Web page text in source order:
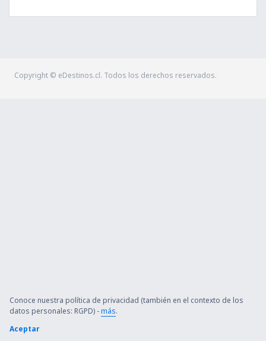
Copyright © eDestinos.cl. Todos los derechos reservados.
Conoce nuestra política de privacidad (también en el contexto de los
datos personales: RGPD) -más.
Aceptar